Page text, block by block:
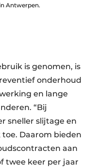
Antwerpen.
is genomen, is
onderhoud
en lange
“Bij
sneller slijtage en
Daarom bieden
aan
twee keer per jaar